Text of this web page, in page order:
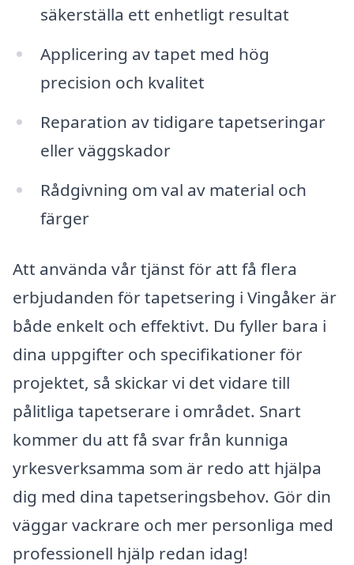
säkerställa ett enhetligt resultat
Applicering av tapet med hög
precision och kvalitet
Reparation av tidigare tapetseringar
eller väggskador
Rådgivning om val av material och
färger
Att använda vår tjänst för att få flera
erbjudanden för tapetsering i Vingåker är
både enkelt och effektivt. Du fyller bara i
dina uppgifter och specifikationer för
projektet, så skickar vi det vidare till
pålitliga tapetserare i området. Snart
kommer du att få svar från kunniga
yrkesverksamma som är redo att hjälpa
dig med dina tapetseringsbehov. Gör din
väggar vackrare och mer personliga med
professionell hjälp redan idag!